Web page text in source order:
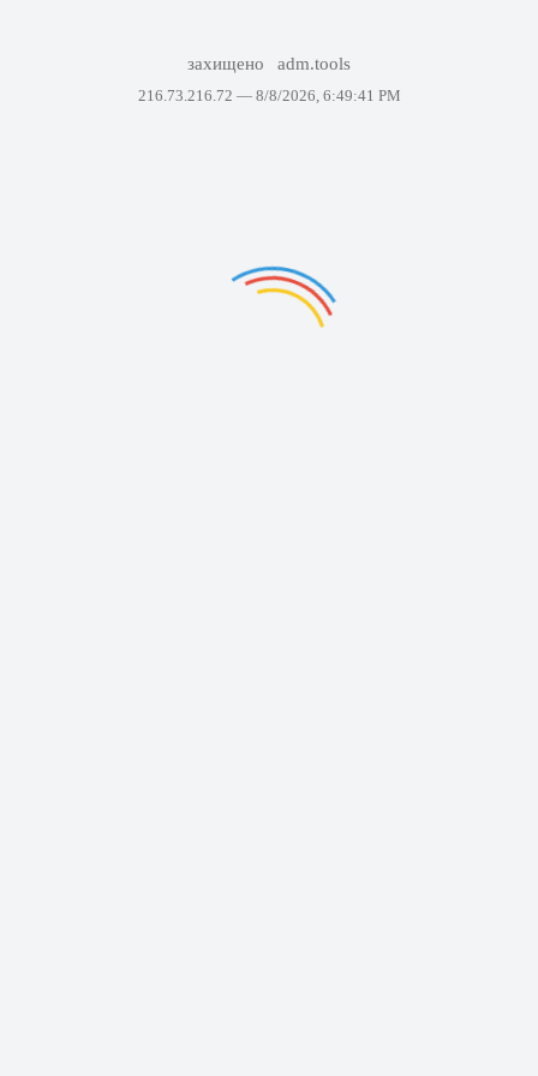
захищено adm.tools
216.73.216.72 — 8/8/2026, 6:49:41 PM